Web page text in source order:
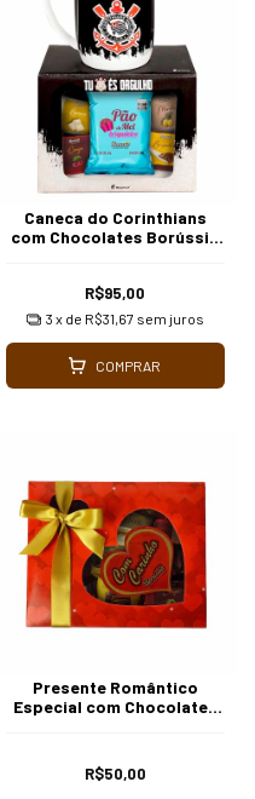
Caneca do Corinthians
com Chocolates Borússia
R$95,00
3 x de R$31,67 sem juros
COMPRAR
Presente Romântico
Especial com Chocolates
R$50,00